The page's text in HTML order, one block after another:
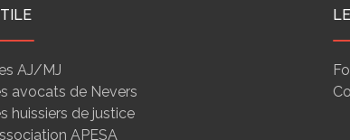
AJ/MJ
avocats de Nevers
huissiers de justice
APESA